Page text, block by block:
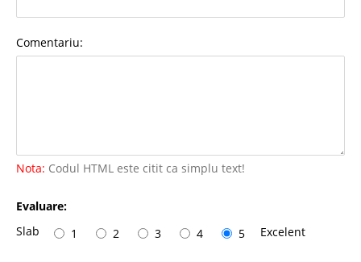
Comentariu:
Nota: Codul HTML este citit ca simplu text!
Evaluare:
Slab
1 2 3 4 5 Excelent